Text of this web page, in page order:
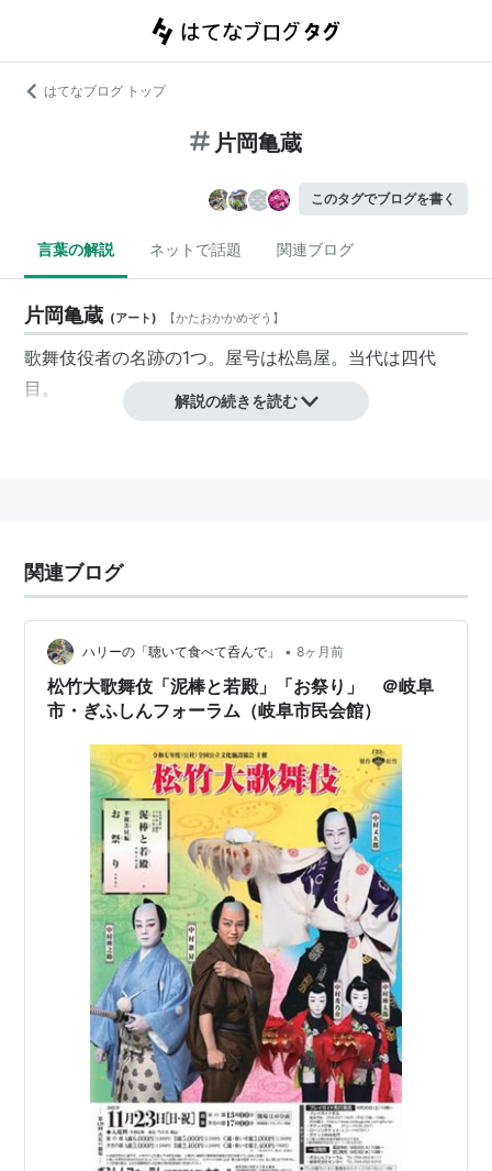
はてなブログ トップ
片岡亀蔵
このタグでブログを書く
言葉の解説 ネットで話題 関連ブログ
片岡亀蔵 (アート) 【かたおかかめぞう 】
歌舞伎役者の名跡の1つ。屋号は松島屋。当代は四代
目。
解説の続きを読む
関連ブログ
ハリーの「聴いて食べて呑んで」 • 8ヶ月前
松竹大歌舞伎「泥棒と若殿」「お祭り」 ＠岐阜
市・ぎふしんフォーラム（岐阜市民会館）